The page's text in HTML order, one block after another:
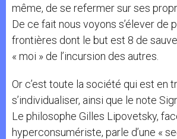
même, de se refermer sur ses
De ce fait nous voyons s’élever de
frontières dont le but est 8 de
« moi » de l’incursion des autres.
Or c’est toute la société qui est en
s’individualiser, ainsi que le note
Le philosophe Gilles Lipovetsky,
hyperconsumériste, parle d’une «